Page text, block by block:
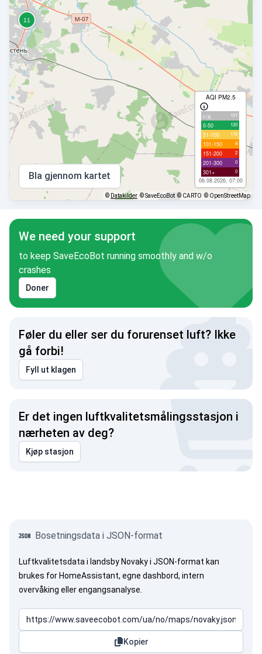
AQI PM2.5
с/д 101
0-50 120
51-100 118
101-150 8
151-200 2
201-300 0
301+ 0
06.08.2026, 07:00
Bla gjennom kartet
© Datakilder © SaveEcoBot © CARTO © OpenStreetMap
We need your support
to keep SaveEcoBot running smoothly and w/o
crashes
Doner
Føler du eller ser du forurenset luft? Ikke
gå forbi!
Fyll ut klagen
Er det ingen luftkvalitetsmålingsstasjon i
nærheten av deg?
Kjøp stasjon
Bosetningsdata i JSON-format
Luftkvalitetsdata i landsby Novaky i JSON-format kan
brukes for HomeAssistant, egne dashbord, intern
overvåking eller engangsanalyse.
Kopier